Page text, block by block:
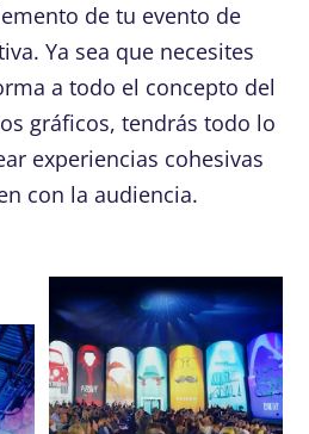
de tu evento de
Ya sea que necesites
a todo el concepto del
gráficos, tendrás todo lo
experiencias cohesivas
con la audiencia.